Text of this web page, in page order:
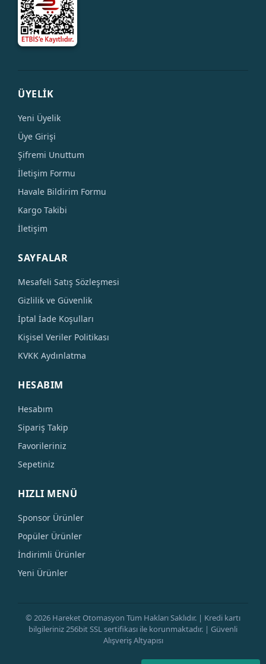
ÜYELİK
Yeni Üyelik
Üye Girişi
Şifremi Unuttum
İletişim Formu
Havale Bildirim Formu
Kargo Takibi
İletişim
SAYFALAR
Mesafeli Satış Sözleşmesi
Gizlilik ve Güvenlik
İptal İade Koşulları
Kişisel Veriler Politikası
KVKK Aydınlatma
HESABIM
Hesabım
Sipariş Takip
Favorileriniz
Sepetiniz
HIZLI MENÜ
Sponsor Ürünler
Popüler Ürünler
İndirimli Ürünler
Yeni Ürünler
© 2026 Hareket Otomasyon Tüm Hakları Saklıdır. | Kredi kartı
bilgileriniz 256bit SSL sertifikası ile korunmaktadır. | Güvenli
Alışveriş Altyapısı